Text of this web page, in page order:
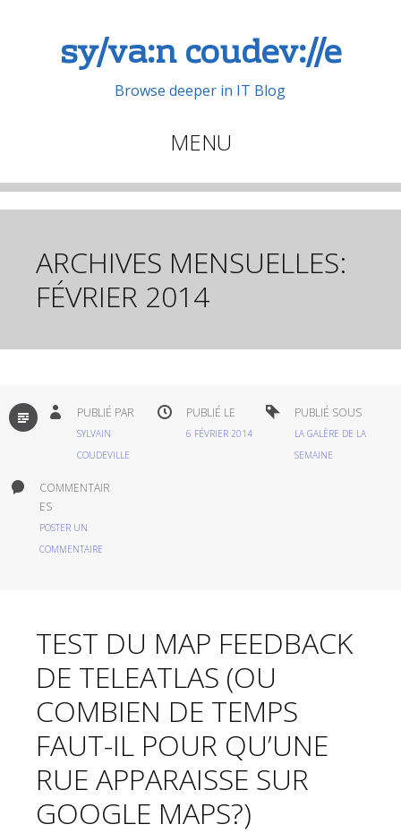
sy/va:n coudev://e
Browse deeper in IT Blog
MENU
Aller
ARCHIVES MENSUELLES:
FÉVRIER 2014
PAR
DÉFAUT
PUBLIÉ PAR
SYLVAIN
COUDEVILLE
PUBLIÉ LE
6 FÉVRIER 2014
PUBLIÉ SOUS
LA GALÈRE DE LA
SEMAINE
COMMENTAIR
ES
POSTER UN
COMMENTAIRE
TEST DU MAP FEEDBACK
DE TELEATLAS (OU
COMBIEN DE TEMPS
FAUT-IL POUR QU’UNE
RUE APPARAISSE SUR
GOOGLE MAPS?)